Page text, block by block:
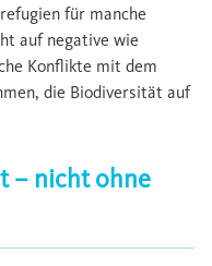
für manche
auf negative wie
Konflikte mit dem
die Biodiversität auf
– nicht ohne